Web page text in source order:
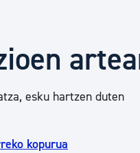
Berdintasuna, Giza
esku hartzen duten
kopurua